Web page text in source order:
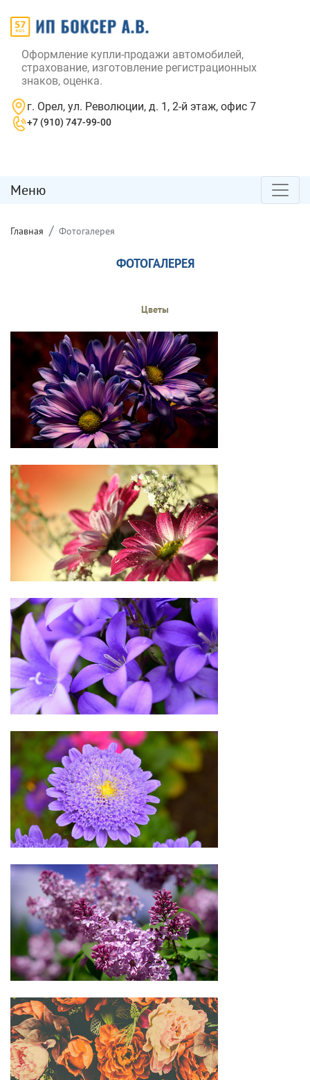
Оформление купли-продажи автомобилей,
страхование, изготовление регистрационных
знаков, оценка.
г. Орел, ул. Революции, д. 1, 2-й этаж, офис 7
+7 (910) 747-99-00
Меню
Главная Фотогалерея
ФОТОГАЛЕРЕЯ
Цветы